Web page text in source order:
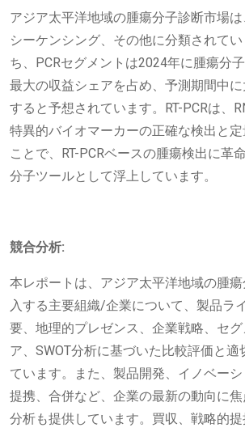
アジア太平洋地域の腫瘍分子診断市場は
シーケンシング、その他に分類されて
ち、PCRセグメントは2024年に腫瘍分
最大の収益シェアを占め、予測期間中に
すると予想されています。RT-PCRは、
特異的バイオマーカーの正確な検出と
ことで、RT-PCRベースの腫瘍検出に革
分子ツールとして浮上しています。
競合分析:
本レポートは、アジア太平洋地域の腫
入する主要組織/企業について、製品ラ
要、地理的プレゼンス、企業戦略、セ
ア、SWOT分析に基づいた比較評価と適
ています。また、製品開発、イノベーシ
提携、合併など、企業の最新の動向に
分析も提供しています。買収、戦略的